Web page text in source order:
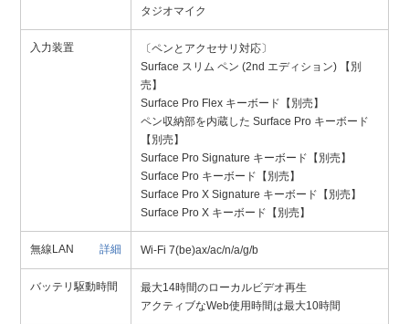
タジオマイク
入力装置
〔ペンとアクセサリ対応〕
Surface スリム ペン (2nd エディション) 【別
売】
Surface Pro Flex キーボード【別売】
ペン収納部を内蔵した Surface Pro キーボード
【別売】
Surface Pro Signature キーボード【別売】
Surface Pro キーボード【別売】
Surface Pro X Signature キーボード【別売】
Surface Pro X キーボード【別売】
無線LAN 詳細 Wi-Fi 7(be)ax/ac/n/a/g/b
バッテリ駆動時間
最大14時間のローカルビデオ再生
アクティブなWeb使用時間は最大10時間